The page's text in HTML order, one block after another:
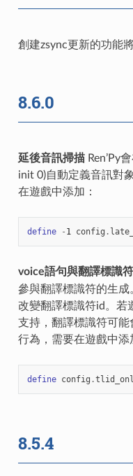
創建zsync更新的功能
8.6.0
延後音訊掃描Ren’Py
init 0)自動定義音訊對
在遊戲中添加：
define - 1 config .
voice語句與翻譯標識符
參與翻譯標識符的生
改變翻譯標識符id。若
支持，翻譯標識符可
行為，需要在遊戲中添
define config .
8.5.4